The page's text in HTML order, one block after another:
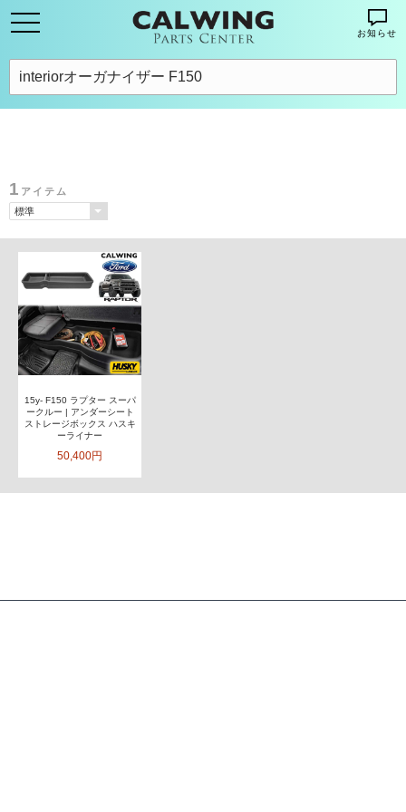
お知らせ
1 アイテム
15y- F150 ラプター スーパ
ークルー | アンダーシート
ストレージボックス ハスキ
ーライナー
50,400円